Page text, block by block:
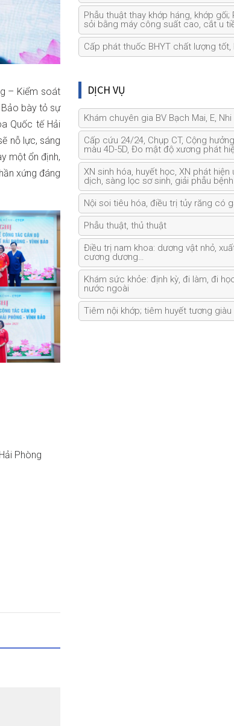
– Kiểm soát
Bảo bày tỏ sự
Quốc tế Hải
nỗ lực, sáng
một ổn định,
xứng đáng
Phòng
Phẫu thuật thay khớp háng, khớp gối;
sỏi bằng máy công suất cao, cắt u
Cấp phát thuốc BHYT chất lượng tốt,
DỊCH VỤ
Khám chuyên gia BV Bạch Mai, E, Nhi
Cấp cứu 24/24, Chụp CT, Cộng
màu 4D-5D, Đo mật độ xương phát
XN sinh hóa, huyết học, XN phát
dịch, sàng lọc sơ sinh, giải phẫu
Nội soi tiêu hóa, điều trị tủy răng có
Phẫu thuật, thủ thuật
Điều trị nam khoa: dương vật nhỏ,
cương dương…
Khám sức khỏe: định kỳ, đi làm, đi
nước ngoài
Tiêm nội khớp; tiêm huyết tương